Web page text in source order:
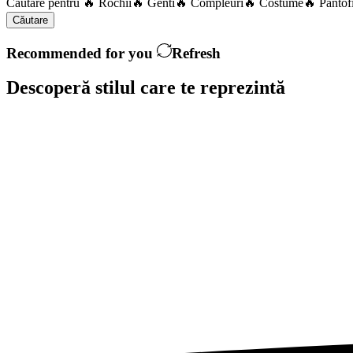
Căutare pentru 🔥 Rochii 🔥 Genti 🔥 Compleuri 🔥 Costume🔥
Căutare
Recommended for you Refresh
Descoperă stilul care te reprezintă